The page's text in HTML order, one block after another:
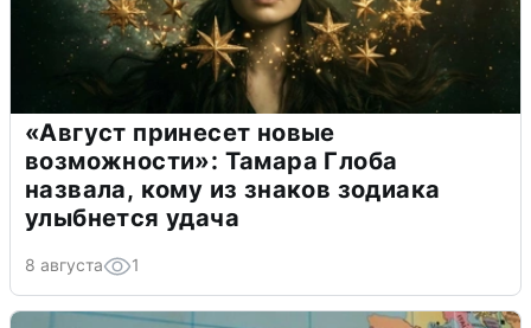
«Август принесет новые
возможности»: Тамара Глоба
назвала, кому из знаков зодиака
улыбнется удача
8 августа 1